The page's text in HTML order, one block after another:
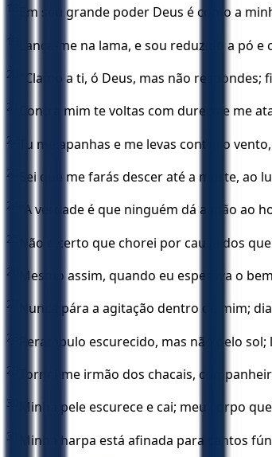
18 Em seu grande poder Deus é como a
19 Lança-me na lama, e sou reduzido a pó e
20 "Clamo a ti, ó Deus, mas não
21 Contra mim te voltas com dureza e me
22 Tu me apanhas e me levas contra o
23 Sei que me farás descer até a morte, ao
24 "A verdade é que ninguém dá a mão
25 Não é certo que chorei por causa dos
26 Mesmo assim, quando eu esperava o
27 Nunca pára a agitação dentro de mim;
28 Perambulo escurecido, mas não pelo
29 Tornei-me irmão dos chacais,
30 Minha pele escurece e cai; meu corpo
31
Minha harpa está afinada para cantos